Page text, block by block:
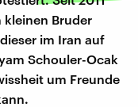
kleinen Bruder
im Iran auf
Schouler-Ocak
um Freunde